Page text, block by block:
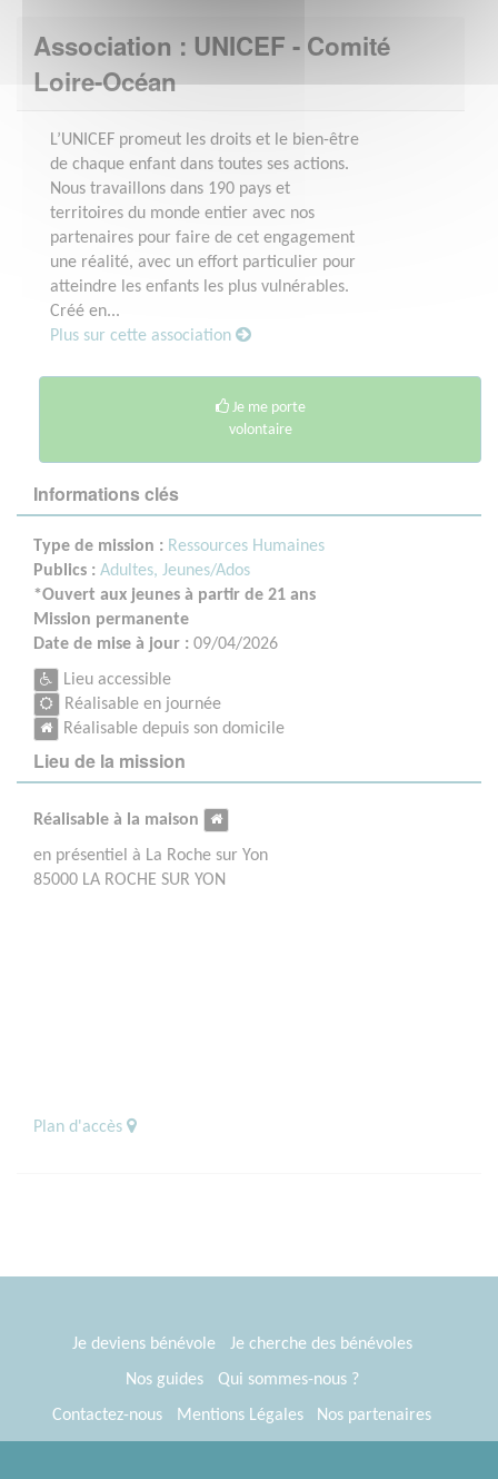
Association : UNICEF - Comité
Loire-Océan
L’UNICEF promeut les droits et le bien-être
de chaque enfant dans toutes ses actions.
Nous travaillons dans 190 pays et
territoires du monde entier avec nos
partenaires pour faire de cet engagement
une réalité, avec un effort particulier pour
atteindre les enfants les plus vulnérables.
Créé en...
Plus sur cette association
Je me porte
volontaire
Informations clés
Type de mission : Ressources Humaines
Publics : Adultes, Jeunes/Ados
*Ouvert aux jeunes à partir de 21 ans
Mission permanente
Date de mise à jour : 09/04/2026
Lieu accessible
Réalisable en journée
Réalisable depuis son domicile
Lieu de la mission
Réalisable à la maison
en présentiel à La Roche sur Yon
85000 LA ROCHE SUR YON
Plan d'accès
Je deviens bénévole
Je cherche des bénévoles
Nos guides
Qui sommes-nous ?
Contactez-nous
Mentions Légales
Nos partenaires